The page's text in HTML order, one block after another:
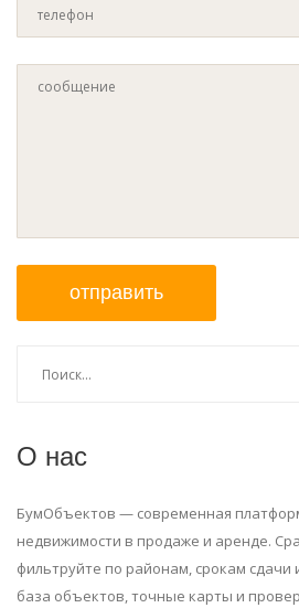
отправить
О нас
БумОбъектов — современная
недвижимости в продаже и аренде.
фильтруйте по районам, срокам сдачи
база объектов, точные карты и